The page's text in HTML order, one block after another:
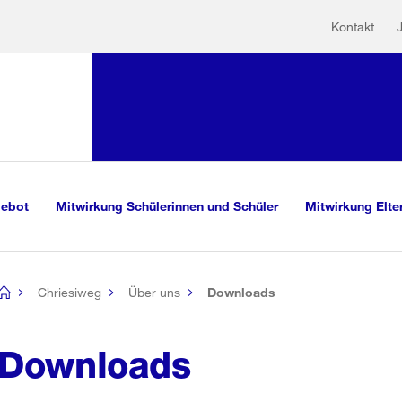
Kontakt
Mitwirkung Schülerinnen und Schüler Mitwirkung
Chriesiweg Über uns Downloads
Downloads